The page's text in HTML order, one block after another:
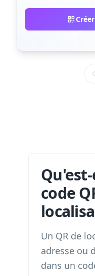
code
Un QR de
adresse ou
dans un